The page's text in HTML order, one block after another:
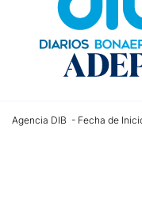
Agencia DIB - Fecha de